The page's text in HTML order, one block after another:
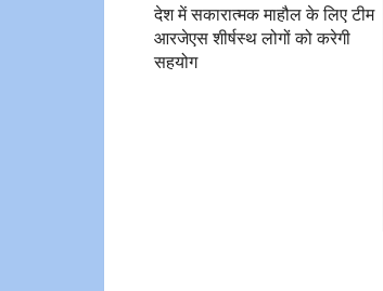
देश में सकारात्मक माहौल के लिए टीम
आरजेएस शीर्षस्थ लोगों को करेगी
सहयोग